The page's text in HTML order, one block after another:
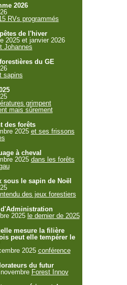
2026
RVs programmés
de l'hiver
2025 et janvier 2026
Johannes
du GE
sapins
grimpent
mais sûrement
des forêts
2025 et ses frissons
à cheval
2025 dans les forêts
sous le sapin de Noël
des jeux forestiers
2025 le dernier de 2025
mesure la filière
peut elle tempérer le
2025 conférence
du futur
Forest Innov